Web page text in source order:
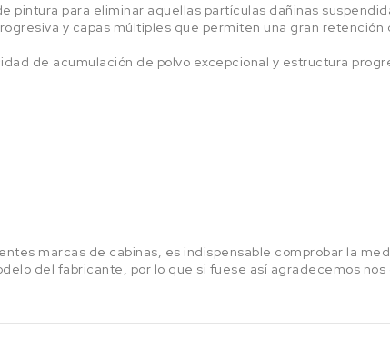
pintura para eliminar aquellas partículas dañinas
y capas múltiples que permiten una gran retención
de acumulación de polvo excepcional y estructura
marcas de cabinas, es indispensable comprobar la
del fabricante, por lo que si fuese así agradecemos nos